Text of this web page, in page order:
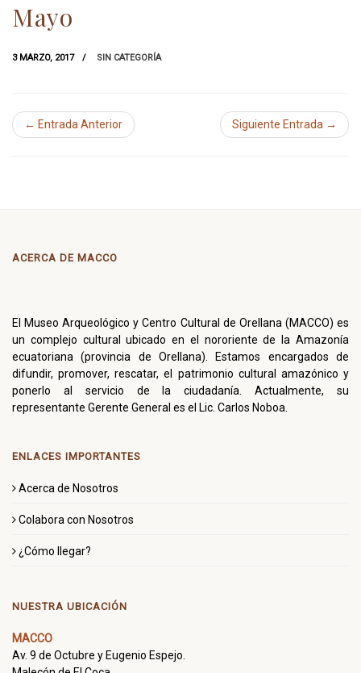
Mayo
3 MARZO, 2017 SIN CATEGORÍA
← Entrada Anterior Siguiente Entrada →
ACERCA DE MACCO
El Museo Arqueológico y Centro Cultural de Orellana (MACCO) es
un complejo cultural ubicado en el nororiente de la Amazonía
ecuatoriana (provincia de Orellana). Estamos encargados de
difundir, promover, rescatar, el patrimonio cultural amazónico y
ponerlo al servicio de la ciudadanía. Actualmente, su
representante Gerente General es el Lic. Carlos Noboa.
ENLACES IMPORTANTES
Acerca de Nosotros
Colabora con Nosotros
¿Cómo llegar?
NUESTRA UBICACIÓN
MACCO
Av. 9 de Octubre y Eugenio Espejo.